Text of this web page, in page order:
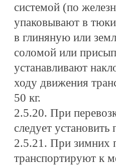
системой (по
упаковывают в
в глиняную или
соломой или
устанавливают
ходу движения
50 кг.
2.5.20. При
следует установить
2.5.21. При зимних
транспортируют к